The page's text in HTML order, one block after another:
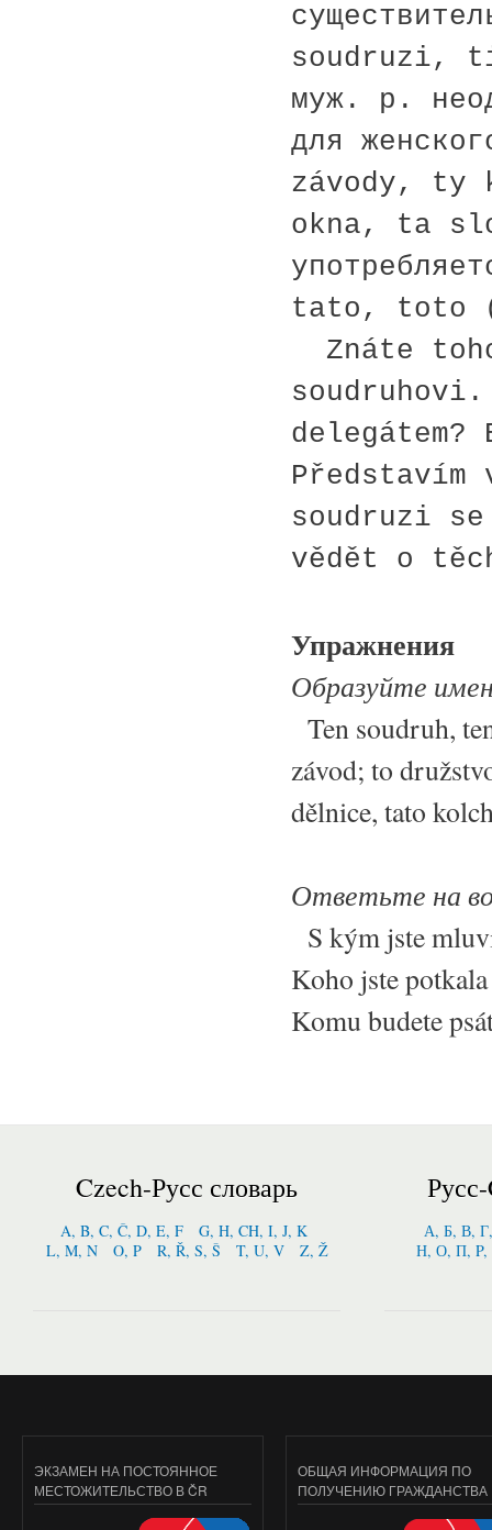
soudruzi,
муж. р.
для
závody, ty
okna, ta
tato, toto
Znáte
soudruzi
vědět o
Упражнения
Образуйте
Ten soudruh,
závod; to
dělnice, tato
Ответьте на
S kým jste
Koho jste
Komu budete
Czech-Русс словарь
A, B, C, Č, D, E, F
G, H, CH, I, J, K
L, M, N
O, P R, Ř, S, Š T, U, V Z, Ž
А, Б, В,
Н, О, П,
ЭКЗАМЕН НА ПОСТОЯННОЕ
МЕСТОЖИТЕЛЬСТВО В ČR
ОБЩАЯ ИНФОРМАЦИЯ ПО
ПОЛУЧЕНИЮ ГРАЖДАНСТВА